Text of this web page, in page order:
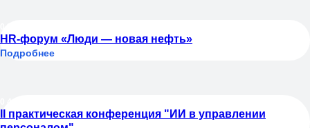
HR-форум «Люди — новая нефть»
Подробнее
II практическая конференция "ИИ в управлении